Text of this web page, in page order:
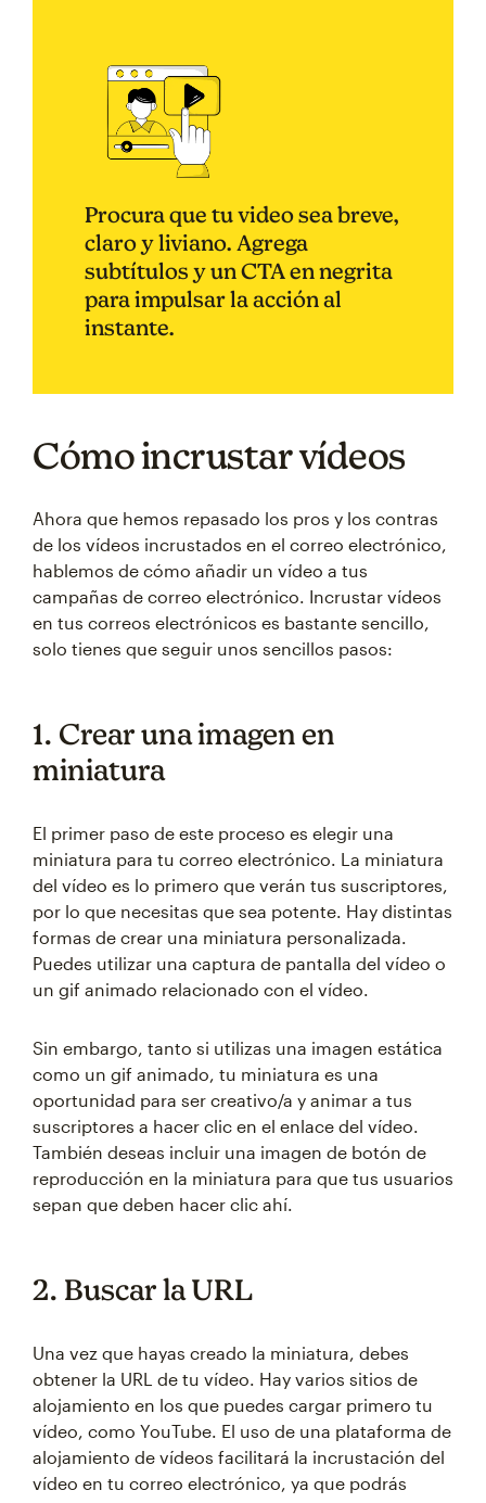
Procura que tu video sea breve,
claro y liviano. Agrega
subtítulos y un CTA en negrita
para impulsar la acción al
instante.
Cómo incrustar vídeos
Ahora que hemos repasado los pros y los contras
de los vídeos incrustados en el correo electrónico,
hablemos de cómo añadir un vídeo a tus
campañas de correo electrónico. Incrustar vídeos
en tus correos electrónicos es bastante sencillo,
solo tienes que seguir unos sencillos pasos:
1. Crear una imagen en
miniatura
El primer paso de este proceso es elegir una
miniatura para tu correo electrónico. La miniatura
del vídeo es lo primero que verán tus suscriptores,
por lo que necesitas que sea potente. Hay distintas
formas de crear una miniatura personalizada.
Puedes utilizar una captura de pantalla del vídeo o
un gif animado relacionado con el vídeo.
Sin embargo, tanto si utilizas una imagen estática
como un gif animado, tu miniatura es una
oportunidad para ser creativo/a y animar a tus
suscriptores a hacer clic en el enlace del vídeo.
También deseas incluir una imagen de botón de
reproducción en la miniatura para que tus usuarios
sepan que deben hacer clic ahí.
2. Buscar la URL
Una vez que hayas creado la miniatura, debes
obtener la URL de tu vídeo. Hay varios sitios de
alojamiento en los que puedes cargar primero tu
vídeo, como YouTube. El uso de una plataforma de
alojamiento de vídeos facilitará la incrustación del
vídeo en tu correo electrónico, ya que podrás